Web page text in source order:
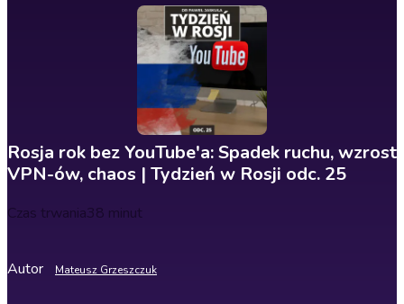
Rosja rok bez YouTube'a: Spadek ruchu, wzrost
VPN-ów, chaos | Tydzień w Rosji odc. 25
Czas trwania38 minut
Autor Mateusz Grzeszczuk